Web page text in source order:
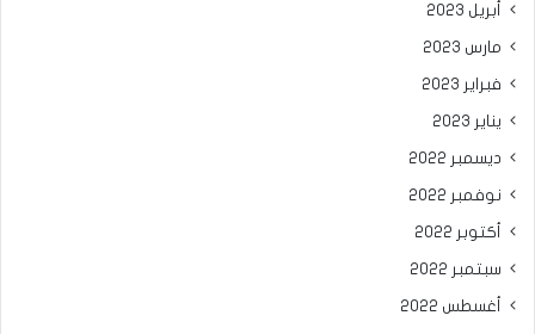
أبريل 2023
مارس 2023
فبراير 2023
يناير 2023
ديسمبر 2022
نوفمبر 2022
أكتوبر 2022
سبتمبر 2022
أغسطس 2022